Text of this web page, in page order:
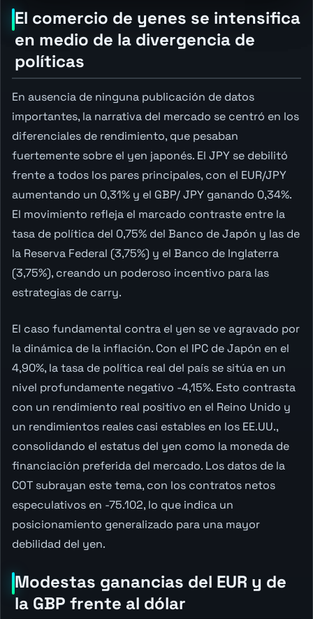
El comercio de yenes se intensifica
en medio de la divergencia de
políticas
En ausencia de ninguna publicación de datos
importantes, la narrativa del mercado se centró en los
diferenciales de rendimiento, que pesaban
fuertemente sobre el yen japonés. El JPY se debilitó
frente a todos los pares principales, con el EUR/JPY
aumentando un 0,31% y el GBP/ JPY ganando 0,34%.
El movimiento refleja el marcado contraste entre la
tasa de política del 0,75% del Banco de Japón y las de
la Reserva Federal (3,75%) y el Banco de Inglaterra
(3,75%), creando un poderoso incentivo para las
estrategias de carry.
El caso fundamental contra el yen se ve agravado por
la dinámica de la inflación. Con el IPC de Japón en el
4,90%, la tasa de política real del país se sitúa en un
nivel profundamente negativo -4,15%. Esto contrasta
con un rendimiento real positivo en el Reino Unido y
un rendimientos reales casi estables en los EE.UU.,
consolidando el estatus del yen como la moneda de
financiación preferida del mercado. Los datos de la
COT subrayan este tema, con los contratos netos
especulativos en -75.102, lo que indica un
posicionamiento generalizado para una mayor
debilidad del yen.
Modestas ganancias del EUR y de
la GBP frente al dólar